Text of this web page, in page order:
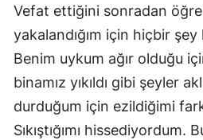
Vefat ettiğini sonradan
yakalandığım için hiçbir
Benim uykum ağır olduğu
binamız yıkıldı gibi şeyler
durduğum için ezildiğimi
Sıkıştığımı hissediyordum.